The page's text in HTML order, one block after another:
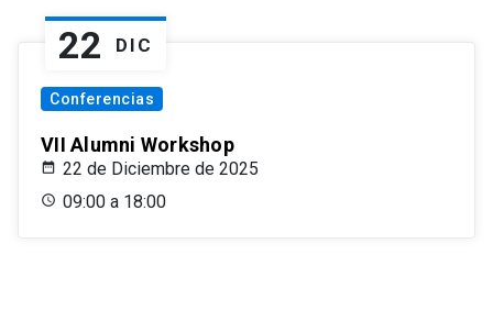
22 DIC
Conferencias
VII Alumni Workshop
22 de Diciembre de 2025
09:00 a 18:00